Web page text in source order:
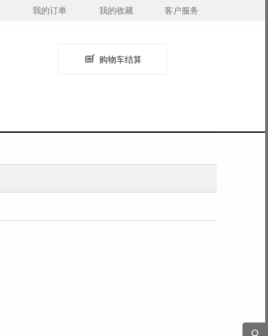
我的订单 我的收藏 客户服务
购物车结算